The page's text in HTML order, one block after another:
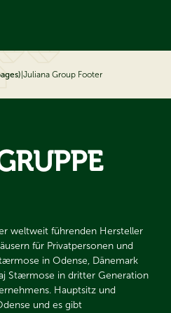
Juliana Group Footer
weltweit führenden Hersteller
für Privatpersonen und
in Odense, Dänemark
Stærmose in dritter Generation
Hauptsitz und
und es gibt